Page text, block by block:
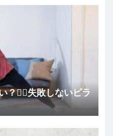
？🧘‍♀️失敗しないピラ